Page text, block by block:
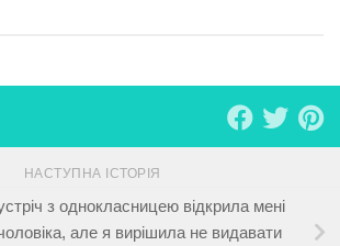
НАСТУПНА ІСТОРІЯ
з однокласницею відкрила мені
але я вирішила не видавати